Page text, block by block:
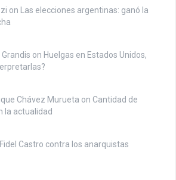
on Las elecciones argentinas: ganó la
on Huelgas en Estados Unidos,
Chávez Murueta on Cantidad de
la actualidad
Fidel Castro contra los anarquistas